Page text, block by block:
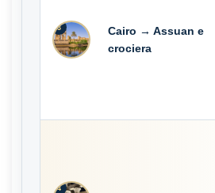
3
Cairo → Assuan e
crociera
4